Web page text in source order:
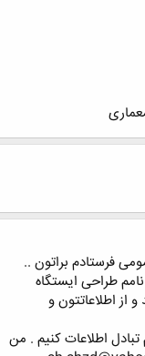
فرستادم براتون ..
طراحی ایستگاه
از اطلاعاتتون و
اطلاعات کنیم . من